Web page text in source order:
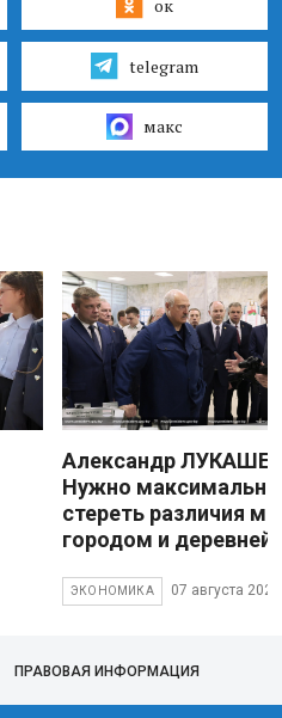
ок
telegram
макс
Александр
Нужно максимально
стереть различия
городом и деревней
ЭКОНОМИКА 07 августа 2026
ПРАВОВАЯ ИНФОРМАЦИЯ